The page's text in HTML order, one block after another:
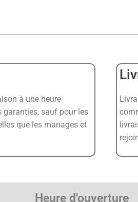
à une heure
garanties, sauf pour les
que les mariages et
Heure d'ouverture